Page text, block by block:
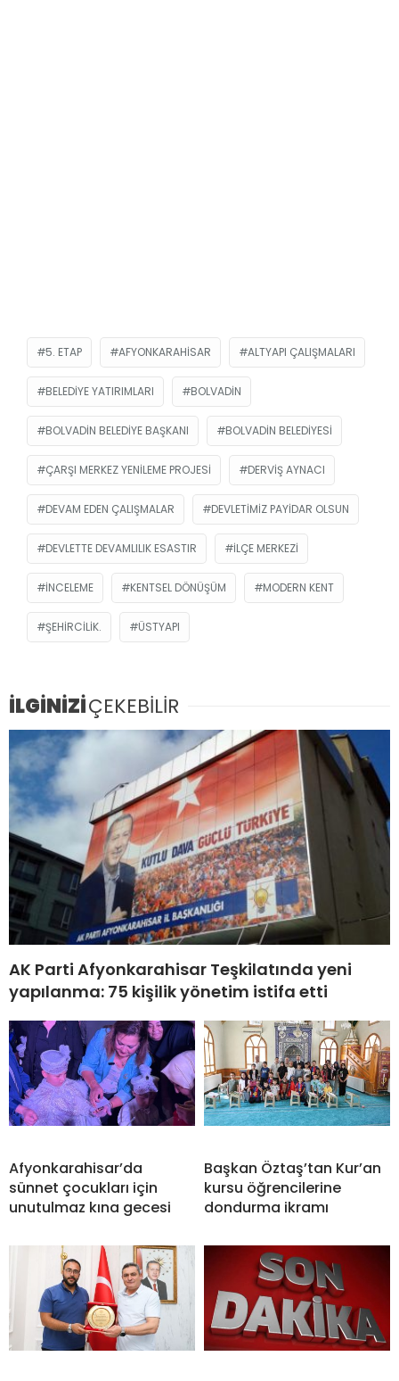
5. ETAP AFYONKARAHISAR ALTYAPI ÇALIŞMALARI
BELEDIYE YATIRIMLARI BOLVADIN
BOLVADIN BELEDIYE BAŞKANI BOLVADIN BELEDIYESI
ÇARŞI MERKEZ YENILEME PROJESI DERVIŞ AYNACI
DEVAM EDEN ÇALIŞMALAR DEVLETIMIZ PAYIDAR OLSUN
DEVLETTE DEVAMLILIK ESASTIR İLÇE MERKEZI
INCELEME KENTSEL DÖNÜŞÜM MODERN KENT
ŞEHIRCILIK. ÜSTYAPI
İLGİNİZİÇEKEBİLİR
AK Parti Afyonkarahisar Teşkilatında yeni
yapılanma: 75 kişilik yönetim istifa etti
Afyonkarahisar’da
sünnet çocukları için
unutulmaz kına gecesi
Başkan Öztaş’tan Kur’an
kursu öğrencilerine
dondurma ikramı